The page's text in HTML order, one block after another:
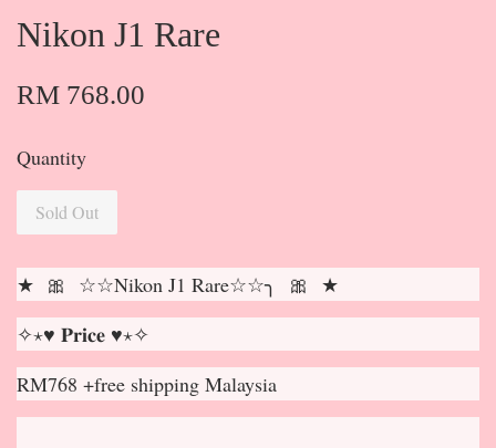
Nikon J1 Rare
RM 768.00
Quantity
Sold Out
★ 🎀 ☆☆Nikon J1 Rare☆☆╮ 🎀 ★
✧⋆♥ 𝐏𝐫𝐢𝐜𝐞 ♥⋆✧
RM768 +free shipping Malaysia